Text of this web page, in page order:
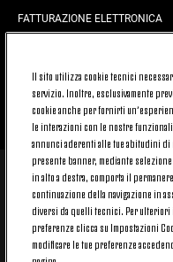
FATTURAZIONE ELETTRONICA
TORNA SU
© 2026 Juventus Football
Juventus Football Club S.p.A.
CONTACT CENTER (+39)
venerdì (9-20) e il sabato (9-
Il costo del servizio varia in
Il sito utilizza cookie tecnici
servizio. Inoltre, esclusivamente
cookie anche per fornirti
le interazioni con le nostre
annunci aderenti alle tue abitudini di
presente banner, mediante
in alto a destra, comporta il
continuazione della navigazione in
diversi da quelli tecnici. Per ulteriori
preferenze clicca su Impostazioni
modificare le tue preferenze